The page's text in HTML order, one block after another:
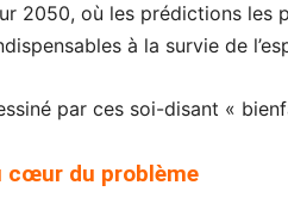
2050, où les prédictions
à la survie de
par ces soi-disant «
cœur du problème